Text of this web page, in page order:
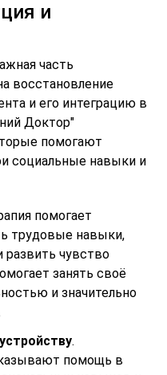
и
часть
восстановление
и его интеграцию в
Доктор"
помогают
социальные навыки и
помогает
трудовые навыки,
чувство
занять своё
и значительно
.
помощь в